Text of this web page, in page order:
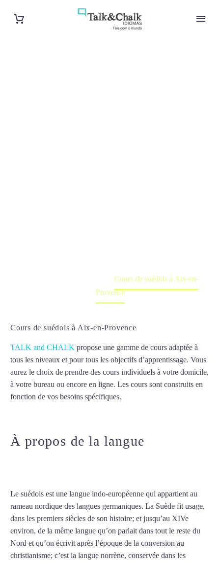
Cours de suédois à Aix-en-
Provence
Cours de suédois à Aix-en-Provence
TALK and CHALK propose une gamme de cours adaptée à
tous les niveaux et pour tous les objectifs d’apprentissage. Vous
aurez le choix de prendre des cours individuels à votre domicile,
à votre bureau ou encore en ligne. Les cours sont construits en
fonction de vos besoins spécifiques.
À propos de la langue
Le suédois est une langue indo-européenne qui appartient au
rameau nordique des langues germaniques. La Suède fit usage,
dans les premiers siècles de son histoire; et jusqu’au XIVe
environ, de la même langue qu’on parlait dans tout le reste du
Nord et qu’on écrivit après l’époque de la conversion au
christianisme; c’est la langue norrène, conservée dans les